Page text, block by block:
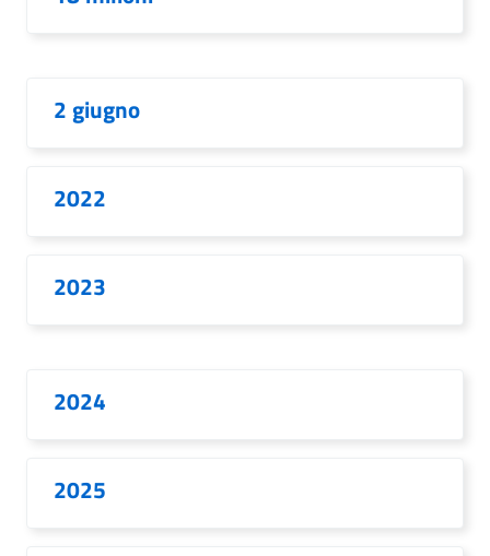
2 giugno
2022
2023
2024
2025